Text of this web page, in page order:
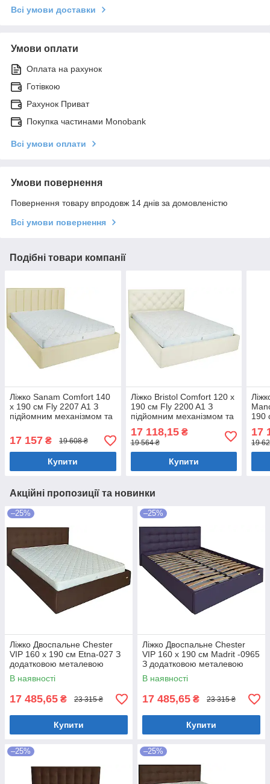
Всі умови доставки
Умови оплати
Оплата на рахунок
Готівкою
Рахунок Приват
Покупка частинами Monobank
Всі умови оплати
Умови повернення
Повернення товару впродовж 14 днів за домовленістю
Всі умови повернення
Подібні товари компанії
Ліжко Sanam Comfort 140
х 190 см Fly 2207 A1 З
підйомним механізмом та
Бежевий
17 157 ₴ 19 608 ₴
Купити
Ліжко Bristol Comfort 120 х
190 см Fly 2200 A1 З
підйомним механізмом та
нішою для білизни Білий
17 118,15₴
19 564 ₴
Купити
190
17
19
Акційні пропозиції та новинки
–25%
Ліжко Двоспальне Chester
VIP 160 х 190 см Etna-027 З
додатковою металевою
цільнозварною рамою
Коричневий
В наявності
17 485,65 ₴ 23 315 ₴
Купити
–25%
Ліжко Двоспальне Chester
VIP 160 х 190 см Madrit -0965
З додатковою металевою
цільнозварною рамою
Фіолетовий
В наявності
17 485,65 ₴ 23 315 ₴
Купити
–25% –25%